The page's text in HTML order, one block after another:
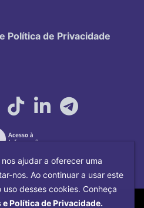
Política de Privacidade
Universidade Federal
ajudar a oferecer uma
nos. Ao continuar a usar este
desses cookies. Conheça
Política de Privacidade.